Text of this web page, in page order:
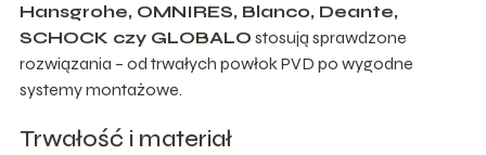
Hansgrohe, OMNIRES, Blanco, Deante,
SCHOCK czy GLOBALO stosują sprawdzone
rozwiązania – od trwałych powłok PVD po wygodne
systemy montażowe.
Trwałość i materiał